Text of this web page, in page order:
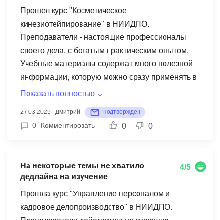
методику в своей школе. Особенно ценным
оказался модуль по игровым элементам в ЛФК -
теперь мои ученики с нетерпением ждут этих
упражнений! Организация обучения на высоте,
учебные материалы структурированы и
наглядны. Единственный минус - некоторые
видеоматериалы имели не самое высокое
понимание тонкостей выполнения упражнений.
В целом, полученные знания полностью
Прошел курс "Косметическое
кинезиотейпирование" в НИИДПО.
Преподаватели - настоящие профессионалы
своего дела, с богатым практическим опытом.
Учебные материалы содержат много полезной
информации, которую можно сразу применять в
работе. Самым интересным заданием было
подбородка и овала лица. Освоил эту технику и
уже включил ее в комплексные антивозрастные
стало понимание механизмов
лимфодренажного эффекта при разных
способах наложения тейпов - это значительно
повысило эффективность моих процедур.
Показать полностью
27.03.2025 Дмитрий Подтверждён
0 Комментировать 0 0
На некоторые темы не хватило
дедлайна на изучение
4/5
Прошла курс "Управление персоналом и
кадровое делопроизводство" в НИИДПО.